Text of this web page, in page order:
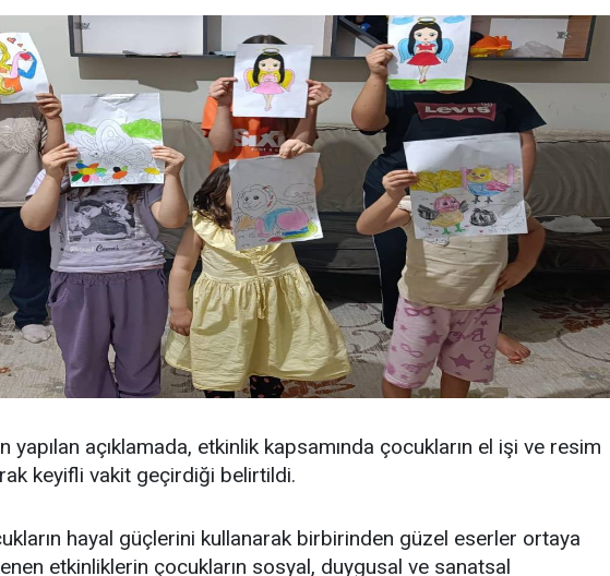
yapılan açıklamada, etkinlik kapsamında çocukların el işi ve resim
keyifli vakit geçirdiği belirtildi.
hayal güçlerini kullanarak birbirinden güzel eserler ortaya
etkinliklerin çocukların sosyal, duygusal ve sanatsal